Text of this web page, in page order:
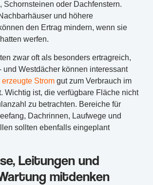
Schornsteinen oder Dachfenstern.
und höhere
den Ertrag mindern, wenn sie
werfen.
zwar oft als besonders ertragreich,
und Westdächer können interessant
erzeugte Strom gut zum Verbrauch im
Wichtig ist, die verfügbare Fläche nicht
zu betrachten. Bereiche für
Dachrinnen, Laufwege und
sollten ebenfalls eingeplant
Leitungen und
mitdenken